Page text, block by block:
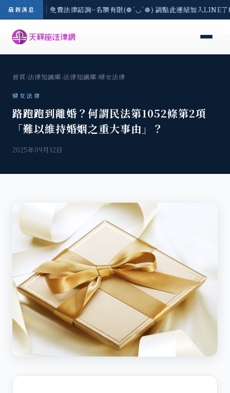
最新消息
-8/3(一) 現場免費法律諮詢~名額有限(❁´◡`❁) 請點此連結加入LINE
首頁›法律知識庫›法律知識庫›婦女法律
婦女法律
路跑跑到離婚？何謂民法第1052條第2項
「難以維持婚姻之重大事由」？
2025年09月12日